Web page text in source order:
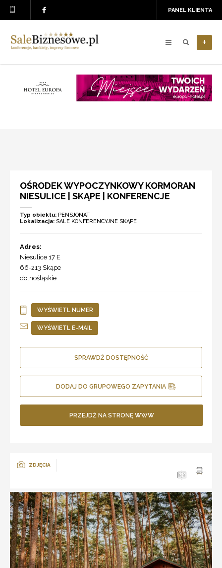
PANEL KLIENTA
+
OŚRODEK WYPOCZYNKOWY KORMORAN
NIESULICE | SKĄPE | KONFERENCJE
Typ obiektu: PENSJONAT
Lokalizacja: SALE KONFERENCYJNE SKĄPE
Adres:
Niesulice 17 E
66-213 Skąpe
dolnośląskie
WYŚWIETL NUMER
WYŚWIETL E-MAIL
SPRAWDŹ DOSTĘPNOŚĆ
DODAJ DO GRUPOWEGO ZAPYTANIA
PRZEJDŹ NA STRONĘ WWW
ZDJĘCIA